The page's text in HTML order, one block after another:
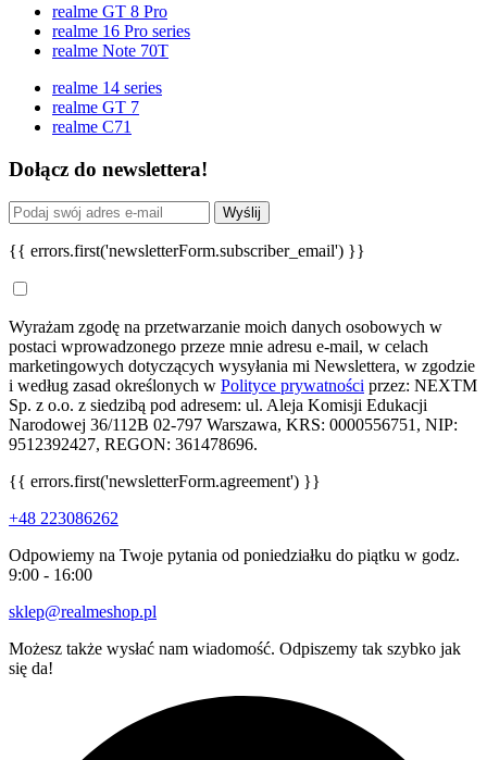
realme GT 8 Pro
realme 16 Pro series
realme Note 70T
realme 14 series
realme GT 7
realme C71
Dołącz do newslettera!
Wyślij
{{ errors.first('newsletterForm.subscriber_email') }}
Wyrażam zgodę na przetwarzanie moich danych osobowych w
postaci wprowadzonego przeze mnie adresu e-mail, w celach
marketingowych dotyczących wysyłania mi Newslettera, w zgodzie
i według zasad określonych w Polityce prywatności przez: NEXTM
Sp. z o.o. z siedzibą pod adresem: ul. Aleja Komisji Edukacji
Narodowej 36/112B 02-797 Warszawa, KRS: 0000556751, NIP:
9512392427, REGON: 361478696.
{{ errors.first('newsletterForm.agreement') }}
+48 223086262
Odpowiemy na Twoje pytania od poniedziałku do piątku w godz.
9:00 - 16:00
sklep@realmeshop.pl
Możesz także wysłać nam wiadomość. Odpiszemy tak szybko jak
się da!